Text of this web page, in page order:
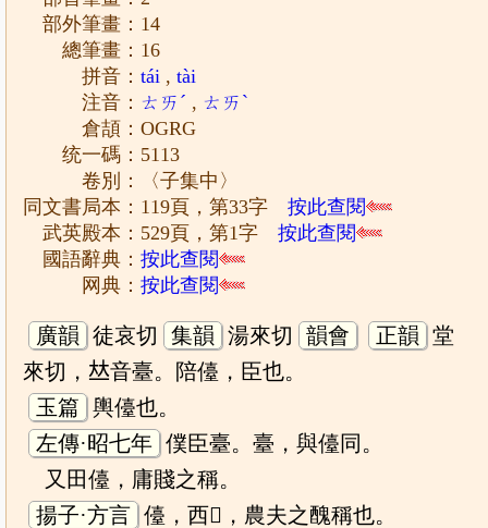
部外筆畫：14
總筆畫：16
拼音：tái ,tài
注音： ㄊㄞˊ , ㄊㄞˋ
倉頡：OGRG
统一碼：5113
卷別：〈子集中〉
同文書局本：119頁，第33字按此查閱
武英殿本：529頁，第1字按此查閱
國語辭典：按此查閱
网典：按此查閱
廣韻 徒哀切 集韻 湯來切 韻會 正韻 堂
來切，𠀤音臺。陪儓，臣也。
玉篇 輿儓也。
左傳·昭七年 僕臣臺。臺，與儓同。
又田儓，庸賤之稱。
揚子·方言 儓，西𧟱，農夫之醜稱也。